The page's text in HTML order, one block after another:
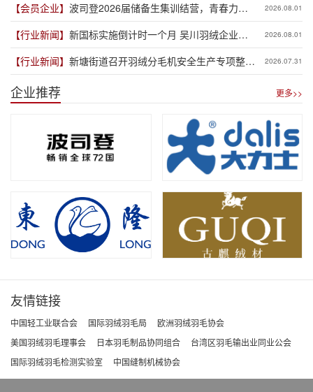
【会员企业】 波司登2026届储备生集训结营，青春力量
赋能品牌新程
2026.08.01
【行业新闻】 新国标实施倒计时一个月 吴川羽绒企业集
体“抢跑”新规
2026.08.01
【行业新闻】 新塘街道召开羽绒分毛机安全生产专项整治
推进会
2026.07.31
企业推荐 更多>>
友情链接
中国轻工业联合会 国际羽绒羽毛局
欧洲羽绒羽毛协会
美国羽绒羽毛理事会
日本羽毛制品协同组合
台湾区羽毛输出业同业公会
国际羽绒羽毛检测实验室
中国缝制机械协会